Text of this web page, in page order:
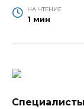
НА ЧТЕНИЕ
1 мин